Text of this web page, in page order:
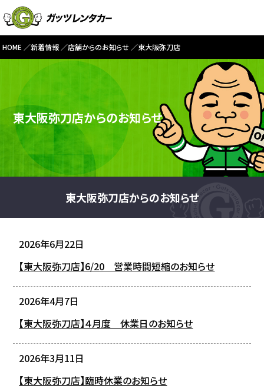
HOME 新着情報 店舗からのお知らせ 東大阪弥刀店
東大阪弥刀店からのお知らせ
東大阪弥刀店からのお知らせ
2026年6月22日
【東大阪弥刀店】6/20 営業時間短縮のお知らせ
2026年4月7日
【東大阪弥刀店】４月度 休業日のお知らせ
2026年3月11日
【東大阪弥刀店】臨時休業のお知らせ